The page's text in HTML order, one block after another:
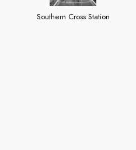
Southern Cross Station